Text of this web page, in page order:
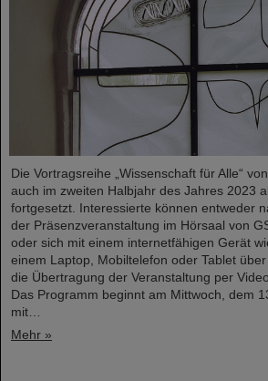
Die Vortragsreihe „Wissenschaft für Alle“
auch im zweiten Halbjahr des Jahres 2023
fortgesetzt. Interessierte können entweder
der Präsenzveranstaltung im Hörsaal von
oder sich mit einem internetfähigen Gerät
einem Laptop, Mobiltelefon oder Tablet
die Übertragung der Veranstaltung per
Das Programm beginnt am Mittwoch, dem
mit…
Mehr »